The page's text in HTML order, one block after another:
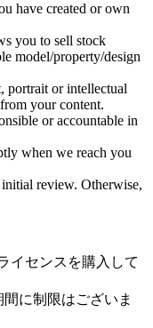
have created or own
you to sell stock
model/property/design
portrait or intellectual
your content.
or accountable in
when we reach you
review. Otherwise,
イセンスを購入して
に制限はございま